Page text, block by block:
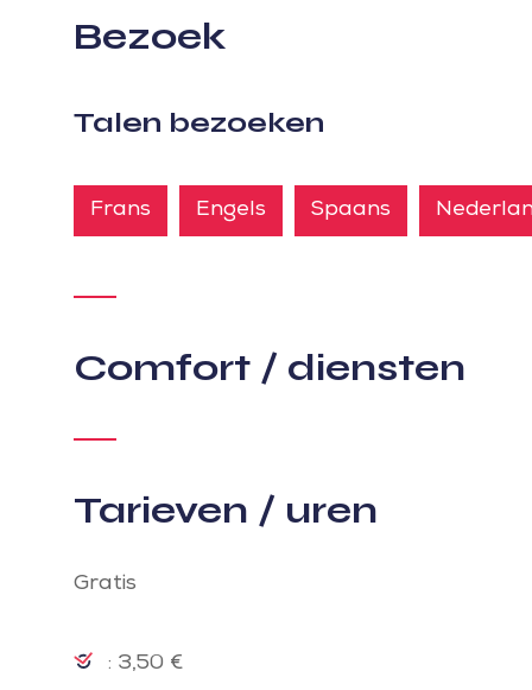
Bezoek
Talen bezoeken
Frans Engels Spaans
Comfort / diensten
Tarieven / uren
Gratis
: 3,50 €